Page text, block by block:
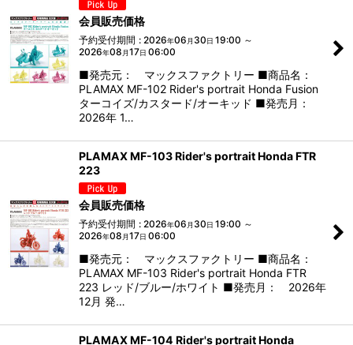
会員販売価格
予約受付期間 : 2026年06 月 30日 19:00 ～
2026年08 月17日 06:00
■発売元： マックスファクトリー ■商品名：
PLAMAX MF-102 Rider's portrait Honda Fusion
ターコイズ/カスタード/オーキッド ■発売月：
2026年 1…
PLAMAX MF-103 Rider's portrait Honda FTR
223
会員販売価格
予約受付期間 : 2026年06 月 30日 19:00 ～
2026年08 月17日 06:00
■発売元： マックスファクトリー ■商品名：
PLAMAX MF-103 Rider's portrait Honda FTR
223 レッド/ブルー/ホワイト ■発売月： 2026年
12月 発…
PLAMAX MF-104 Rider's portrait Honda